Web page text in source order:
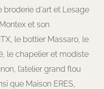
broderie d'art et Lesage
et son
le bottier Massaro, le
le chapelier et modiste
l’atelier grand flou
que Maison ERES,